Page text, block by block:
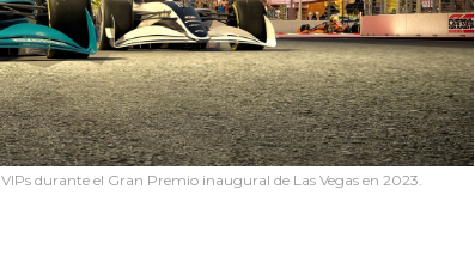
durante el Gran Premio inaugural de Las Vegas en 2023.